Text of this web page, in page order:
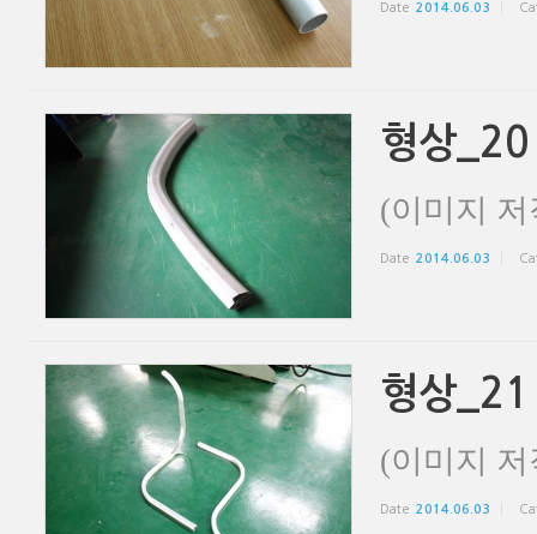
Date 2014.06.03
형상_20
(이미지
Date 2014.06.03
형상_21
(이미지
Date 2014.06.03